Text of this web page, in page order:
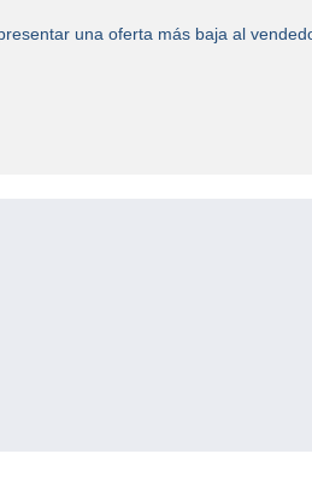
una oferta más baja al